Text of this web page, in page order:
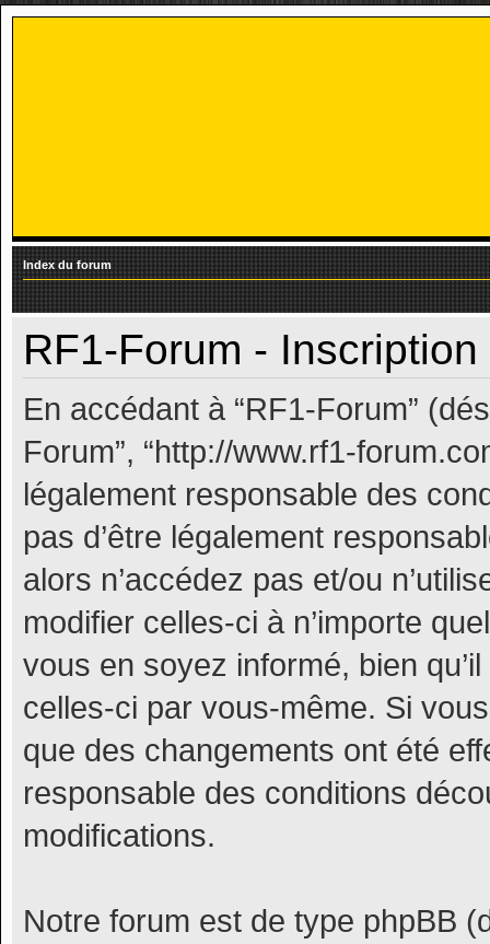
Index du forum
RF1-Forum - Inscription
En accédant à “RF1-Forum”
Forum”, “http://www.rf1-
légalement responsable des
pas d’être légalement
alors n’accédez pas et/ou
modifier celles-ci à n’importe
vous en soyez informé, bien
celles-ci par vous-même. Si
que des changements ont été
responsable des conditions
modifications.
Notre forum est de type phpBB